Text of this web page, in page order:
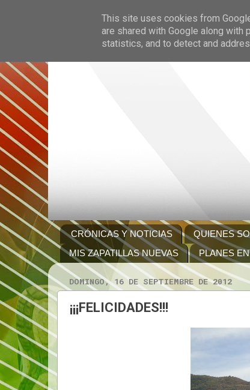
CRÓNICAS Y NOTICIAS QUIENES
MIS ZAPATILLAS NUEVAS
PLANES
DOMINGO, 16 DE SEPTIEMBRE DE 2012
¡¡¡FELICIDADES!!!
This site uses cookies from
are shared with Google along with
statistics, and to detect and